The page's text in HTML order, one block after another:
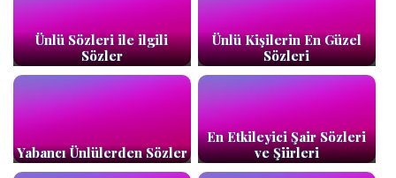
Ünlü Sözleri ile ilgili
Sözler
Ünlü Kişilerin En Güzel
Sözleri
Yabancı Ünlülerden Sözler
En Etkileyici Şair Sözleri
ve Şiirleri